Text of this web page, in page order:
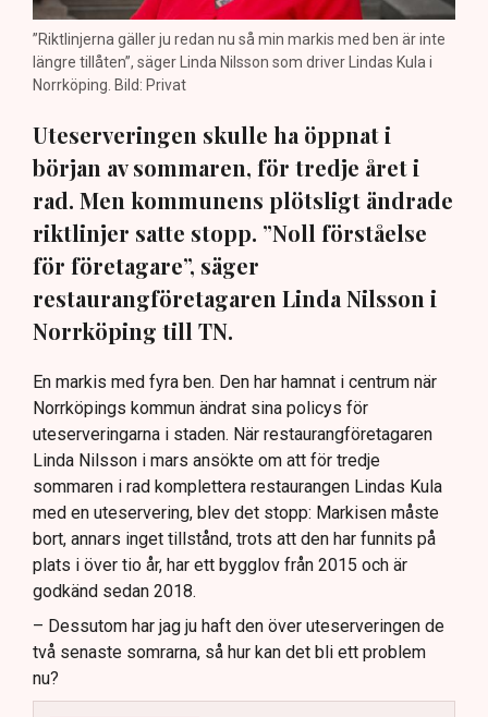
”Riktlinjerna gäller ju redan nu så min markis med ben är inte
längre tillåten”, säger Linda Nilsson som driver Lindas Kula i
Norrköping. Bild: Privat
Uteserveringen skulle ha öppnat i
början av sommaren, för tredje året i
rad. Men kommunens plötsligt ändrade
riktlinjer satte stopp. ”Noll förståelse
för företagare”, säger
restaurangföretagaren Linda Nilsson i
Norrköping till TN.
En markis med fyra ben. Den har hamnat i centrum när
Norrköpings kommun ändrat sina policys för
uteserveringarna i staden. När restaurangföretagaren
Linda Nilsson i mars ansökte om att för tredje
sommaren i rad komplettera restaurangen Lindas Kula
med en uteservering, blev det stopp: Markisen måste
bort, annars inget tillstånd, trots att den har funnits på
plats i över tio år, har ett bygglov från 2015 och är
godkänd sedan 2018.
– Dessutom har jag ju haft den över uteserveringen de
två senaste somrarna, så hur kan det bli ett problem
nu?